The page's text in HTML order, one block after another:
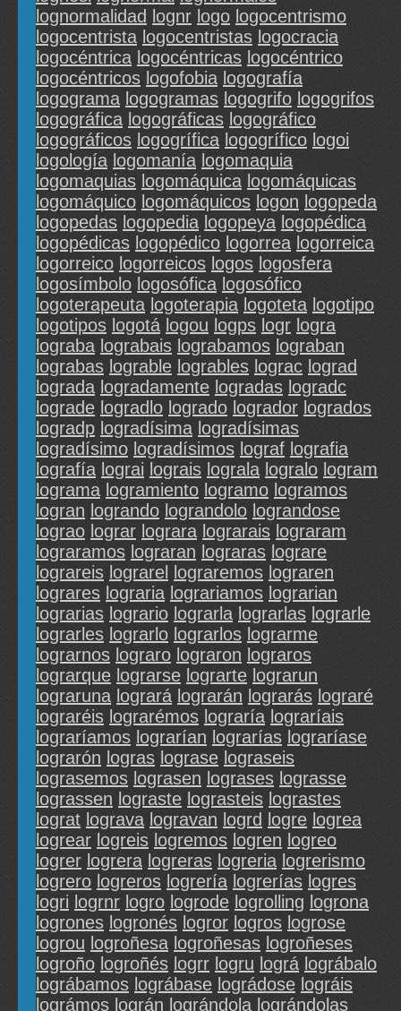
lognormalidad lognr logo logocentrismo
logocentrista logocentristas logocracia
logocéntrica logocéntricas logocéntrico
logocéntricos logofobia logografía
logograma logogramas logogrifo logogrifos
logográfica logográficas logográfico
logográficos logogrífica logogrífico logoi
logología logomanía logomaquia
logomaquias logomáquica logomáquicas
logomáquico logomáquicos logon logopeda
logopedas logopedia logopeya logopédica
logopédicas logopédico logorrea logorreica
logorreico logorreicos logos logosfera
logosímbolo logosófica logosófico
logoterapeuta logoterapia logoteta logotipo
logotipos logotá logou logps logr logra
lograba lograbais lograbamos lograban
lograbas lograble logrables lograc lograd
lograda logradamente logradas logradc
lograde logradlo logrado logrador logrados
logradp logradísima logradísimas
logradísimo logradísimos lograf lografia
lografía lograi lograis lograla logralo logram
lograma logramiento logramo logramos
logran logrando lograndolo lograndose
lograo lograr lograra lograrais lograram
lograramos lograran lograras lograre
lograreis lograrel lograremos lograren
lograres lograria lograriamos lograrian
lograrias logrario lograrla lograrlas lograrle
lograrles lograrlo lograrlos lograrme
lograrnos lograro lograron lograros
lograrque lograrse lograrte lograrun
lograruna logrará lograrán lograrás lograré
lograréis lograrémos lograría lograríais
lograríamos lograrían lograrías lograríase
lograrón logras lograse lograseis
lograsemos lograsen lograses lograsse
lograssen lograste lograsteis lograstes
lograt lograva logravan logrd logre logrea
logrear logreis logremos logren logreo
logrer logrera logreras logreria logrerismo
logrero logreros logrería logrerías logres
logri logrnr logro logrode logrolling logrona
logrones logronés logror logros logrose
logrou logroñesa logroñesas logroñeses
logroño logroñés logrr logru lográ lográbalo
lográbamos lográbase lográdose lográis
lográmos lográn lográndola lográndolas